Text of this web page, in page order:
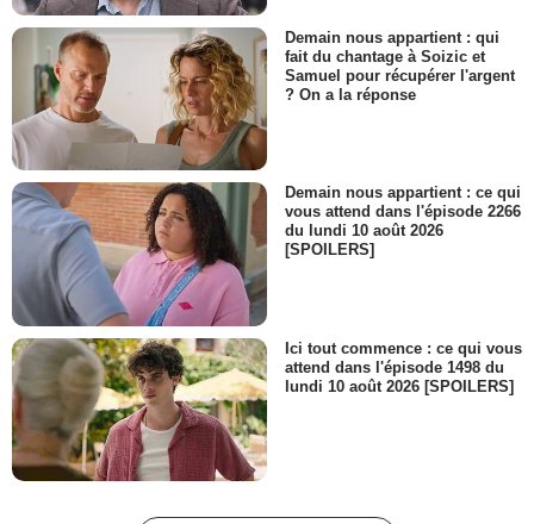
Demain nous appartient : qui
fait du chantage à Soizic et
Samuel pour récupérer l'argent
? On a la réponse
Demain nous appartient : ce qui
vous attend dans l'épisode 2266
du lundi 10 août 2026
[SPOILERS]
Ici tout commence : ce qui vous
attend dans l'épisode 1498 du
lundi 10 août 2026 [SPOILERS]